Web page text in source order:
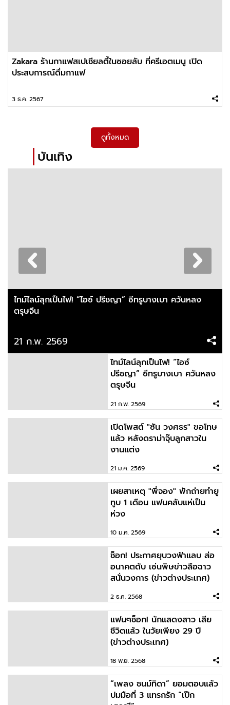
Zakara ร้านกาแฟสเปเชียลตี้ในซอยลับ ที่ครีเอตเมนู เปิด
ประสบการณ์ดื่มกาแฟ
3 ธ.ค. 2567
ดูทั้งหมด
บันเทิง
ไทม์ไลน์ลุกเป็นไฟ! “ไอซ์ ปรีชญา” ซีทรูบางเบา ควันหลง
ตรุษจีน
21 ก.พ. 2569
ไทม์ไลน์ลุกเป็นไฟ! “ไอซ์
ปรีชญา” ซีทรูบางเบา ควันหลง
ตรุษจีน
21 ก.พ. 2569
เปิดโพสต์ "ซัน วงศธร" ขอโทษ
แล้ว หลังดราม่าจุ๊บลูกสาวใน
งานแต่ง
21 ม.ค. 2569
เผยสาเหตุ "พี่จอง" พักถ่ายทำยู
ทูบ 1 เดือน แฟนคลับแห่เป็น
ห่วง
10 ม.ค. 2569
ช็อก! ประกาศยุบวงฟ้าแลบ ส่อ
อนาคตดับ เซ่นพิษข่าวลือฉาว
สนั่นวงการ (ข่าวต่างประเทศ)
2 ธ.ค. 2568
แฟนๆช็อก! นักแสดงสาว เสีย
ชีวิตแล้ว ในวัยเพียง 29 ปี
(ข่าวต่างประเทศ)
18 พ.ย. 2568
“เพลง ชนม์ทิดา” ยอมตอบแล้ว
ปมมือที่ 3 แทรกรัก “เป๊ก